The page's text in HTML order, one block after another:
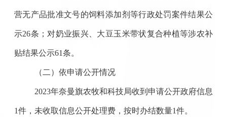
营无产品批准文号的饲料添加剂等行政处罚案件结果公
示26条；对奶业振兴、大豆玉米带状复合种植等涉农补
贴结果公示61条。
（二）依申请公开情况
2023年奈曼旗农牧和科技局收到申请公开政府信息
1件，未收取信息公开处理费，按时办结数量1件。